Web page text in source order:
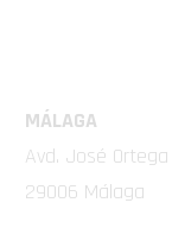
MÁLAGA
Avd. José
29006 Málaga